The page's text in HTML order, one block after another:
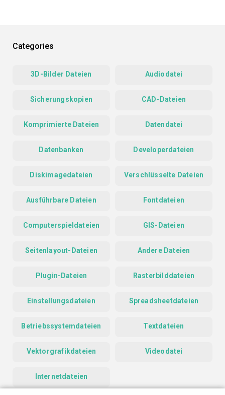
Categories
3D-Bilder Dateien Audiodatei
Sicherungskopien CAD-Dateien
Komprimierte Dateien Datendatei
Datenbanken Developerdateien
Diskimagedateien Verschlüsselte Dateien
Ausführbare Dateien Fontdateien
Computerspieldateien GIS-Dateien
Seitenlayout-Dateien Andere Dateien
Plugin-Dateien Rasterbilddateien
Einstellungsdateien Spreadsheetdateien
Betriebssystemdateien Textdateien
Vektorgrafikdateien Videodatei
Internetdateien